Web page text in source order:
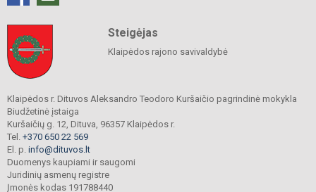
Steigėjas
Klaipėdos rajono savivaldybė
Klaipėdos r. Dituvos Aleksandro Teodoro Kuršaičio pagrindinė mokykla
Biudžetinė įstaiga
Kuršaičių g. 12, Dituva, 96357 Klaipėdos r.
Tel. +370 650 22 569
El. p. info@dituvos.lt
Duomenys kaupiami ir saugomi
Juridinių asmenų registre
Įmonės kodas 191788440